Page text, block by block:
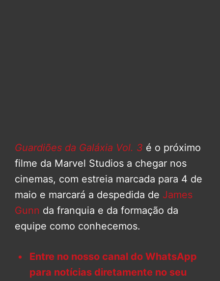
Guardiões da Galáxia Vol. 3 é o próximo
filme da Marvel Studios a chegar nos
cinemas, com estreia marcada para 4 de
maio e marcará a despedida de James
Gunn da franquia e da formação da
equipe como conhecemos.
Entre no nosso canal do WhatsApp
para notícias diretamente no seu